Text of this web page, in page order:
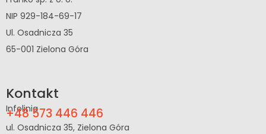
NIP 929-184-69-17
Ul. Osadnicza 35
65-001 Zielona Góra
Kontakt
Infolinia
+48 573 446 446
ul. Osadnicza 35, Zielona Góra